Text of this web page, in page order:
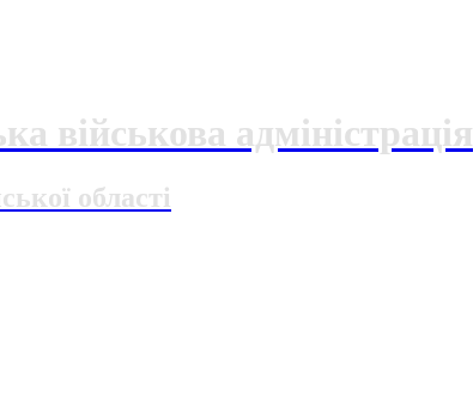
військова адміністрація
області